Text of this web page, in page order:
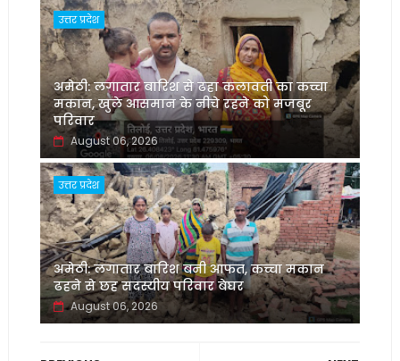
उत्तर प्रदेश
अमेठी: लगातार बारिश से ढहा कलावती का कच्चा
मकान, खुले आसमान के नीचे रहने को मजबूर
परिवार
August 06, 2026
उत्तर प्रदेश
अमेठी: लगातार बारिश बनी आफत, कच्चा मकान
ढहने से छह सदस्यीय परिवार बेघर
August 06, 2026